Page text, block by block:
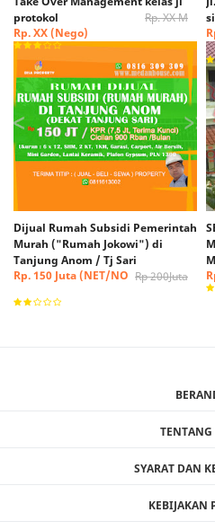
protokol
Rp. XX M
Rp. XX (Nego)
Dijual Rumah Subsidi Pemerintah
Murah ("Rumah Jokowi") di
Tanjung Anom / Tj Sari
Rp 200Juta
Rp. 150 Juta (NET/NO
SYARAT DAN
KEBIJAKAN